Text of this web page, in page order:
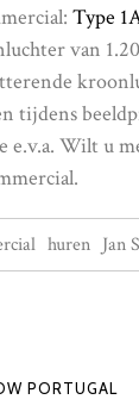
Type
van
tijdens
e.v.a. Wilt u
huren Jan
PORTUGAL